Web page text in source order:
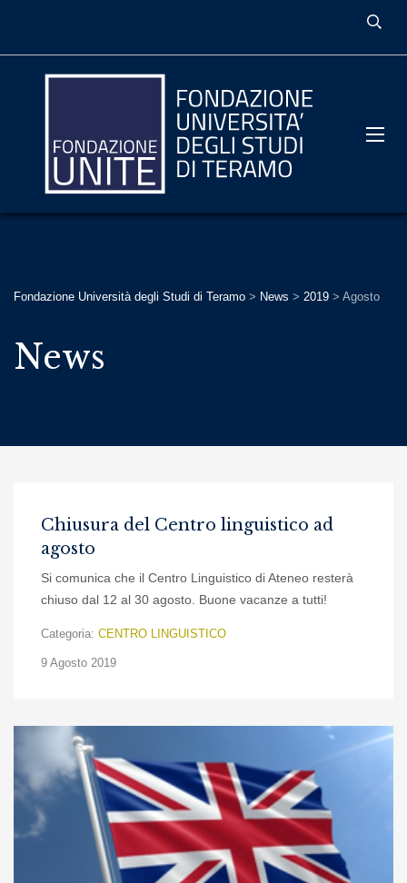
Fondazione Università degli Studi di Teramo > News > 2019 > Agosto
News
Chiusura del Centro linguistico ad
agosto
Si comunica che il Centro Linguistico di Ateneo resterà
chiuso dal 12 al 30 agosto. Buone vacanze a tutti!
Categoria: CENTRO LINGUISTICO
9 Agosto 2019